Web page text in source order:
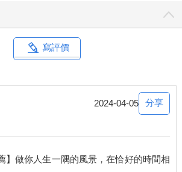
的髮絲掉下幾許，剛才只差一點，他的臉
怔怔地看著封蕭生放下電鋸，朝他走來。
衫濕透，卻不見狼狽，舉止從容優雅，潮
長緊緻的身段。
彷彿只聽得見彼此的呼吸，他撥開莊天然
眼眸透著惋惜，嘆道：「晚了。」
眼神，猶如剛才人們看著英雄現身，有著
，「你不是剛才進入關卡了？怎麼回來
寫評價
2024-04-05 分享
】做你人生一隅的風景，在恰好的時間相